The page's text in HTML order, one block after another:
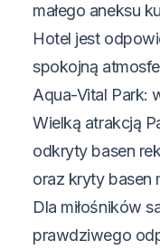
małego aneksu
Hotel jest
spokojną
Aqua-Vital Park:
Wielką atrakcją
odkryty basen
oraz kryty basen
Dla miłośników
prawdziwego